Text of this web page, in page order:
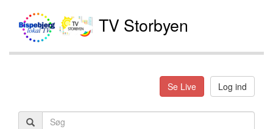
TV Storbyen
Se Live Log ind